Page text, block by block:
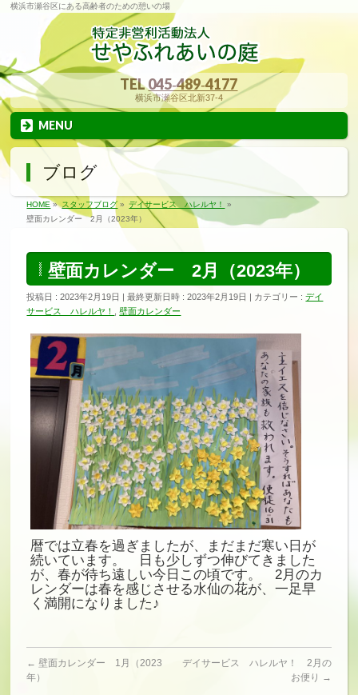
横浜市瀬谷区にある高齢者のための憩いの場
TEL045‐489‐4177
横浜市瀬谷区北新37-4
MENU
ブログ
HOME» スタッフブログ » デイサービス ハレルヤ！
»
壁面カレンダー 2月（2023年）
壁面カレンダー 2月（2023年）
投稿日 : 2023年2月19日 最終更新日時 : 2023年2月19日 カテゴリー :デイ
サービス ハレルヤ！
,壁面カレンダー
暦では立春を過ぎましたが、まだまだ寒い日が
続いています。 日も少しずつ伸びてきました
が、春が待ち遠しい今日この頃です。 2月のカ
レンダーは春を感じさせる水仙の花が、一足早
く満開になりました♪
← 壁面カレンダー 1月（2023
年）
デイサービス ハレルヤ！ 2月の
お便り →